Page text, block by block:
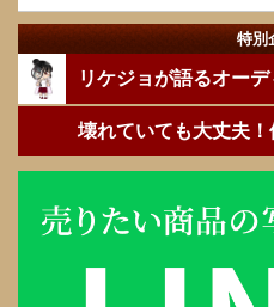
特別
リケジョが語るオー
壊れていても大丈夫！